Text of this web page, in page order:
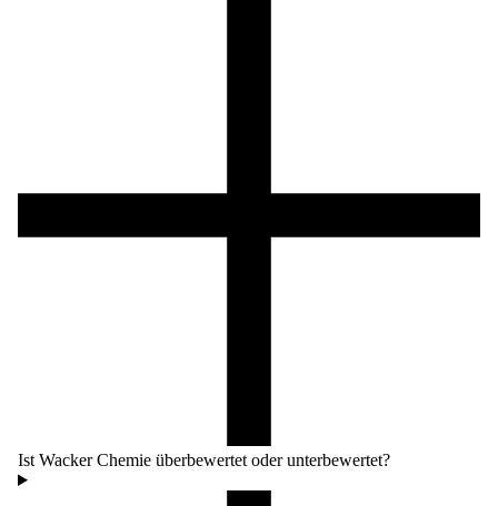
Ist Wacker Chemie überbewertet oder unterbewertet?